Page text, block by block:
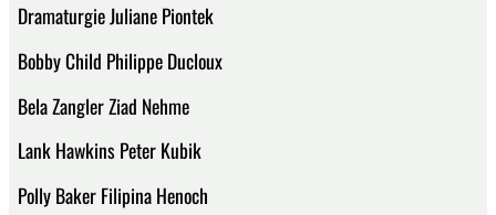
Dramaturgie Juliane Piontek
Bobby Child Philippe Ducloux
Bela Zangler Ziad Nehme
Lank Hawkins Peter Kubik
Polly Baker Filipina Henoch